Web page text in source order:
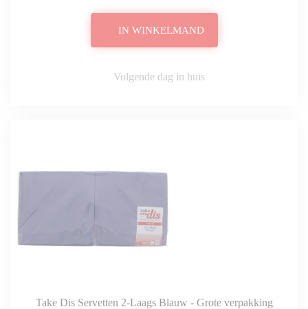
IN WINKELMAND
Volgende dag in huis
Take Dis Servetten 2-Laags Blauw - Grote verpakking